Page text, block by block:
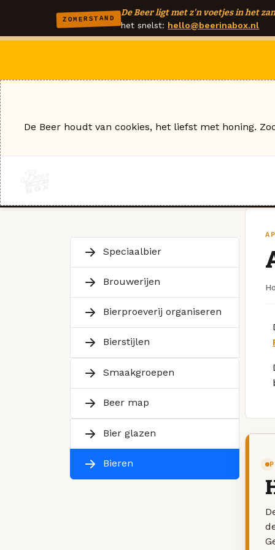
ZOMERSTAND
De Beer ligt met z'n voetjes in het
het snelst: hello@beerinabox.nl
Speciaalbier
Brouwerijen
Bierproeverij organiseren
Bierstijlen
Smaakgroepen
Beer map
Bier glazen
Bieren
De Beer houdt van cookies, het liefst met honing.